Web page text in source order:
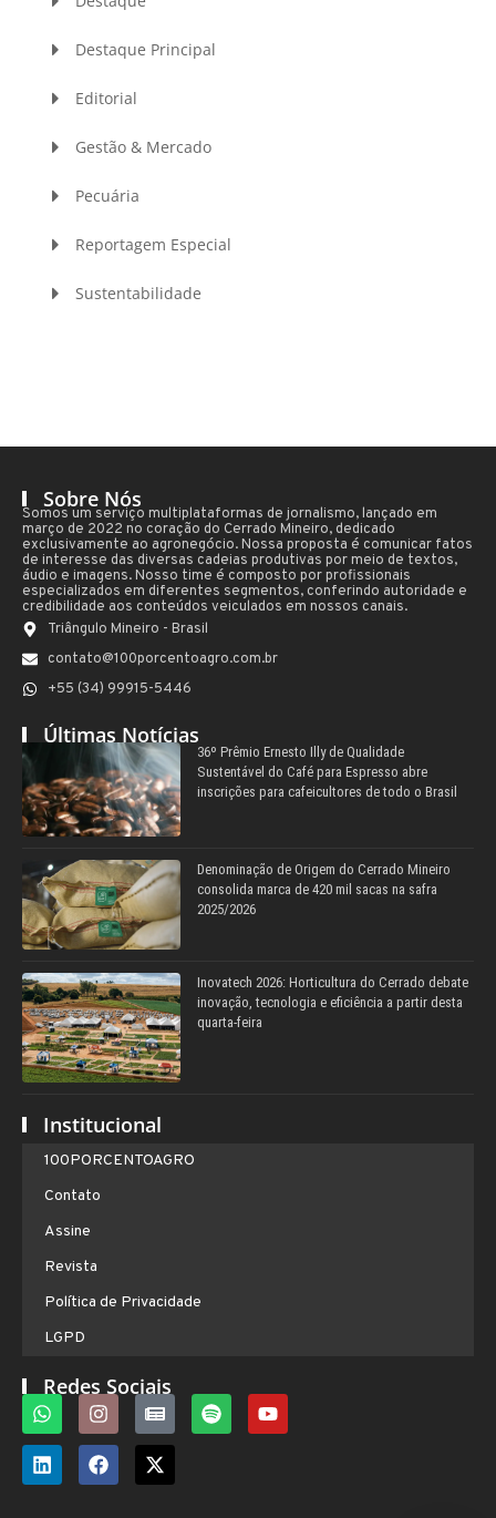
Destaque Principal
Editorial
Gestão & Mercado
Pecuária
Reportagem Especial
Sustentabilidade
Sobre Nós
Somos um serviço multiplataformas de jornalismo, lançado em
março de 2022 no coração do Cerrado Mineiro, dedicado
exclusivamente ao agronegócio. Nossa proposta é comunicar fatos
de interesse das diversas cadeias produtivas por meio de textos,
áudio e imagens. Nosso time é composto por profissionais
especializados em diferentes segmentos, conferindo autoridade e
credibilidade aos conteúdos veiculados em nossos canais.
Triângulo Mineiro - Brasil
contato@100porcentoagro.com.br
+55 (34) 99915-5446
Últimas Notícias
36º Prêmio Ernesto Illy de Qualidade
Sustentável do Café para Espresso abre
inscrições para cafeicultores de todo o Brasil
Denominação de Origem do Cerrado Mineiro
consolida marca de 420 mil sacas na safra
2025/2026
Inovatech 2026: Horticultura do Cerrado debate
inovação, tecnologia e eficiência a partir desta
quarta-feira
Institucional
100PORCENTOAGRO
Contato
Assine
Revista
Política de Privacidade
LGPD
Redes Sociais